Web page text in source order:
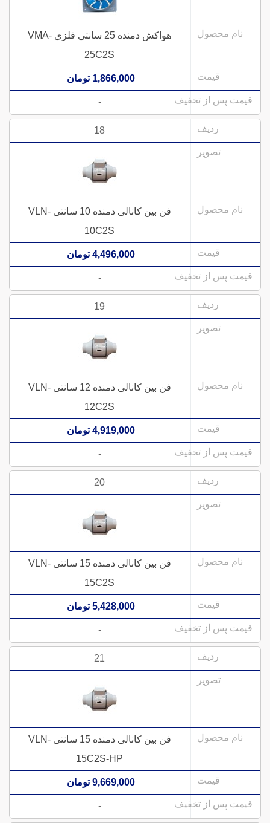
هواکش دمنده 25 سانتی فلزی VMA-
25C2S
1,866,000 تومان
-
18
فن بین کانالی دمنده 10 سانتی VLN-
10C2S
4,496,000 تومان
-
19
فن بین کانالی دمنده 12 سانتی VLN-
12C2S
4,919,000 تومان
-
20
فن بین کانالی دمنده 15 سانتی VLN-
15C2S
5,428,000 تومان
-
21
فن بین کانالی دمنده 15 سانتی VLN-
15C2S-HP
9,669,000 تومان
-